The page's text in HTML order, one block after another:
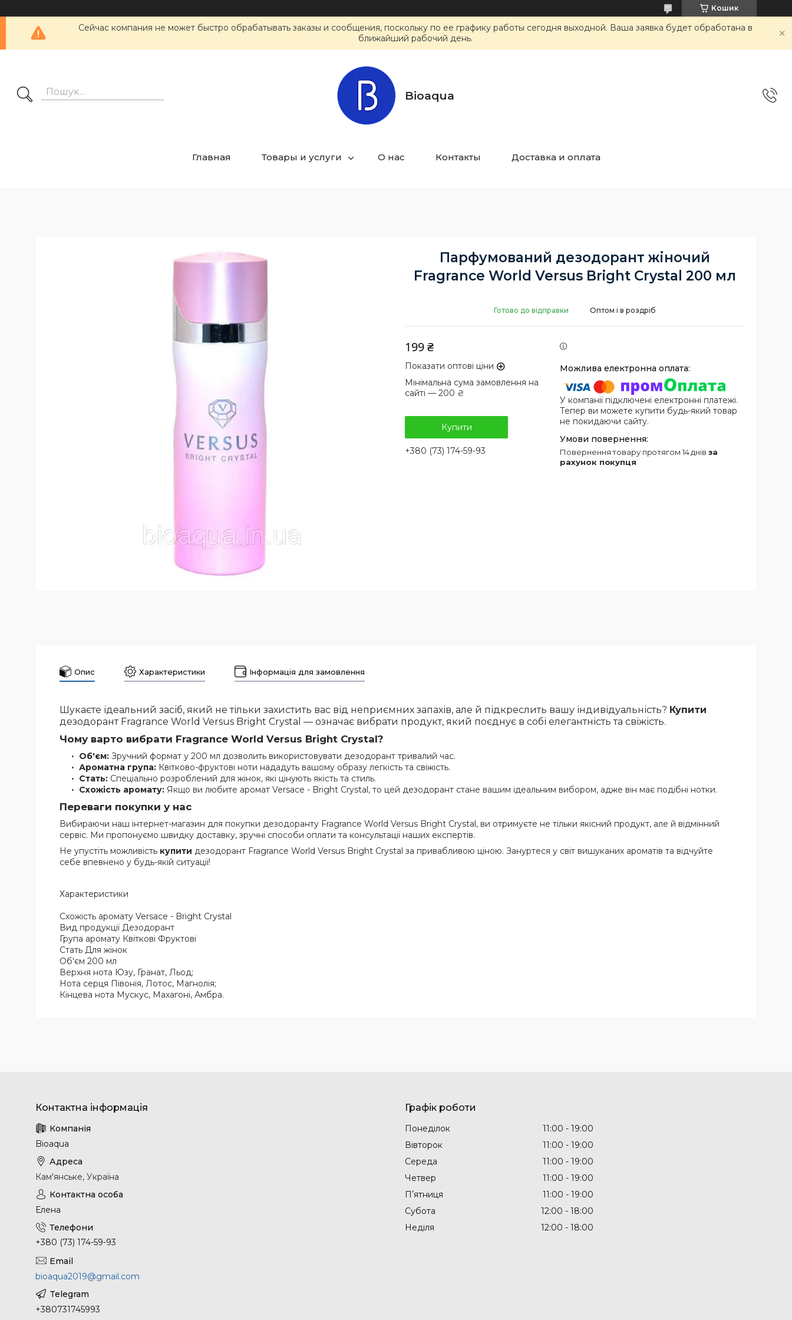
Кошик
Сейчас компания не может быстро обрабатывать заказы и сообщения, поскольку по ее графику работы сегодня выходной. Ваша заявка будет обработана в
ближайший рабочий день.
Bioaqua
Главная Товары и услуги О нас Контакты Доставка и оплата
Парфумований дезодорант жіночий
Fragrance World Versus Bright Crystal 200 мл
Готово до відправки Оптом і в роздріб
199 ₴
Показати оптові ціни
Мінімальна сума замовлення на
сайті — 200 ₴
Купити
+380 (73) 174-59-93
У компанії підключені електронні платежі.
Тепер ви можете купити будь-який товар
не покидаючи сайту.
повернення товару протягом 14 днів за
рахунок покупця
Опис Характеристики Інформація для замовлення
Шукаєте ідеальний засіб, який не тільки захистить вас від неприємних запахів, але й підкреслить вашу індивідуальність? Купити
дезодорант Fragrance World Versus Bright Crystal — означає вибрати продукт, який поєднує в собі елегантність та свіжість.
Чому варто вибрати Fragrance World Versus Bright Crystal?
Об'єм: Зручний формат у 200 мл дозволить використовувати дезодорант тривалий час.
Ароматна група: Квітково-фруктові ноти нададуть вашому образу легкість та свіжість.
Стать: Спеціально розроблений для жінок, які цінують якість та стиль.
Схожість аромату: Якщо ви любите аромат Versace - Bright Crystal, то цей дезодорант стане вашим ідеальним вибором, адже він має подібні нотки.
Переваги покупки у нас
Вибираючи наш інтернет-магазин для покупки дезодоранту Fragrance World Versus Bright Crystal, ви отримуєте не тільки якісний продукт, але й відмінний
сервіс. Ми пропонуємо швидку доставку, зручні способи оплати та консультації наших експертів.
Не упустіть можливість купити дезодорант Fragrance World Versus Bright Crystal за привабливою ціною. Зануртеся у світ вишуканих ароматів та відчуйте
себе впевнено у будь-якій ситуації!
Характеристики
Схожість аромату Versace - Bright Crystal
Вид продукції Дезодорант
Група аромату Квіткові Фруктові
Стать Для жінок
Об'єм 200 мл
Верхня нота Юзу, Гранат, Льод;
Нота серця Півонія, Лотос, Магнолія;
Кінцева нота Мускус, Махагоні, Амбра.
Bioaqua
Кам'янське, Україна
Елена
+380 (73) 174-59-93
bioaqua2019@gmail.com
+380731745993
Графік роботи
Понеділок 11:00
19:00
Вівторок
11:00
19:00
Середа
11:00
19:00
Четвер
11:00
19:00
Пʼятниця
11:00
19:00
Субота
12:00
18:00
Неділя
12:00 18:00